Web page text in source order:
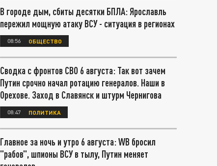
В городе дым, сбиты десятки БПЛА: Ярославль
пережил мощную атаку ВСУ - ситуация в регионах
08:56 ОБЩЕСТВО
Сводка с фронтов СВО 6 августа: Так вот зачем
Путин срочно начал ротацию генералов. Наши в
Орехове. Заход в Славянск и штурм Чернигова
08:47 ПОЛИТИКА
Главное за ночь и утро 6 августа: WB бросил
"рабов", шпионы ВСУ в тылу, Путин меняет